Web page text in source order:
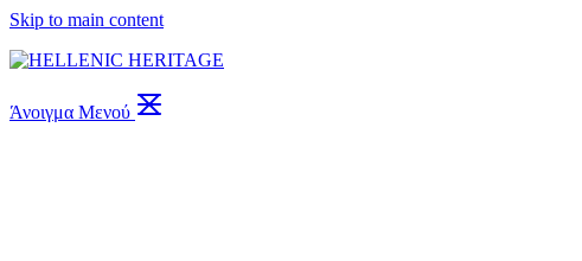
Skip to main content
Άνοιγμα Μενού